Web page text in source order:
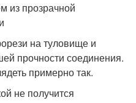
из прозрачной
на туловище и
прочности соединения.
примерно так.
не получится